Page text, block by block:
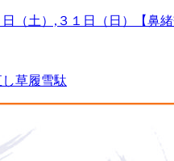
（土）,３１日（日）【鼻緒
草履雪駄